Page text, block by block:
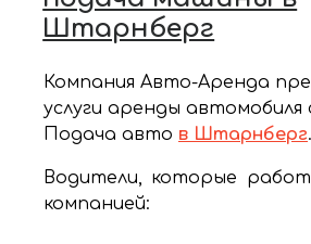
Штарнберг
Компания Авто-Аренда
услуги аренды автомобиля
Подача авто в Штарнберг.
Водители, которые
компанией: